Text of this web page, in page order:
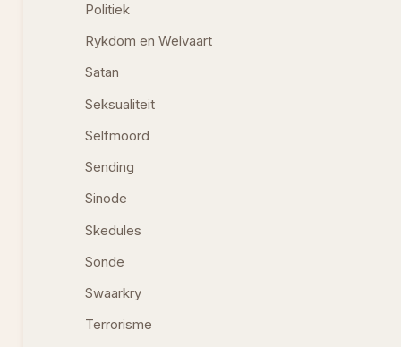
Politiek
Rykdom en Welvaart
Satan
Seksualiteit
Selfmoord
Sending
Sinode
Skedules
Sonde
Swaarkry
Terrorisme